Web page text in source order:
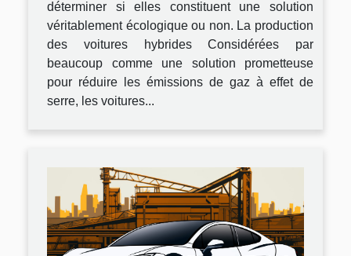
déterminer si elles constituent une solution
véritablement écologique ou non. La production
des voitures hybrides Considérées par
beaucoup comme une solution prometteuse
pour réduire les émissions de gaz à effet de
serre, les voitures...